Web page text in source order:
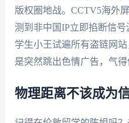
版权圈地战。CCTV5海外
测到非中国IP立即掐断信
学生小王试遍所有盗链网
是突然跳出色情广告，气得
物理距离不该成为